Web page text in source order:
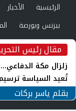
مقال رئيس
زلزال مكة
تُعيد السياسة
الأمن القومي العربي
بقلم ياسر بركات
الرئيسية الأخبار
بيزنس وبورصة
صحة وجمال
عرب
العدد الورقي
من نحن